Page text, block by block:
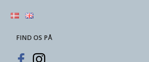
FIND OS PÅ